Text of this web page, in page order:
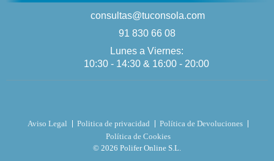
consultas@tuconsola.com
91 830 66 08
Lunes a Viernes:
10:30 - 14:30 & 16:00 - 20:00
Aviso Legal Politica de privacidad
Política de Devoluciones
Política de Cookies
© 2026 Polifer Online S.L.